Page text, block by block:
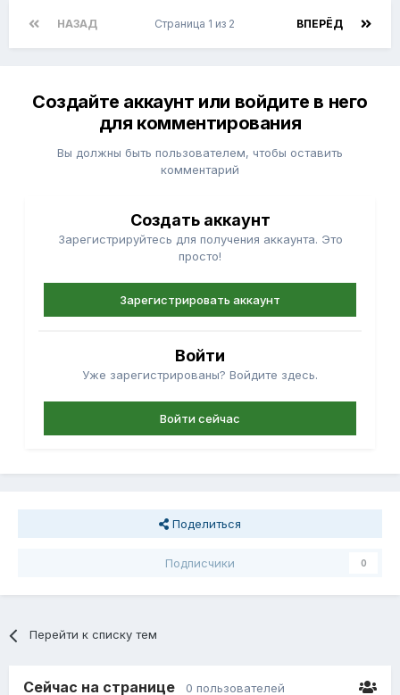
НАЗАД ВПЕРЁД
Страница 1 из 2
Создайте аккаунт или войдите в него
для комментирования
Вы должны быть пользователем, чтобы оставить
комментарий
Создать аккаунт
Зарегистрируйтесь для получения аккаунта. Это
просто!
Зарегистрировать аккаунт
Войти
Уже зарегистрированы? Войдите здесь.
Войти сейчас
Поделиться
Подписчики 0
Перейти к списку тем
Сейчас на странице 0 пользователей